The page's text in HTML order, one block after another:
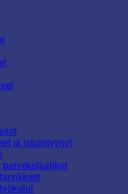
ja istuintyynyt
parvekelaatikot